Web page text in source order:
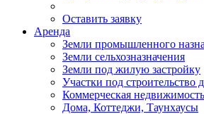
Оставить заявку
Аренда
Земли промышленного
Земли сельхозназначения
Земли под жилую застройку
Участки под строительство
Коммерческая недвижимость
Дома, Коттеджи, Таунхаусы